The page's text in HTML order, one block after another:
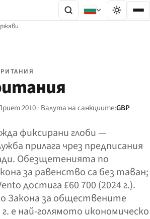
2010 · Валута на санкциите:GBP
фиксирани глоби —
прилага чрез предписания
Обезщетенията по
за равенство са без таван;
достига £60 700 (2024 г.).
Закона за обществените
е най-голямото икономическо